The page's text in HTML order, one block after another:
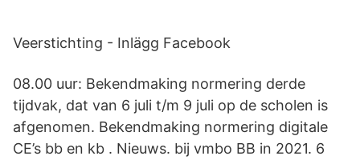
Veerstichting - Inlägg Facebook
08.00 uur: Bekendmaking normering derde
tijdvak, dat van 6 juli t/m 9 juli op de scholen is
afgenomen. Bekendmaking normering digitale
CE’s bb en kb . Nieuws. bij vmbo BB in 2021. 6